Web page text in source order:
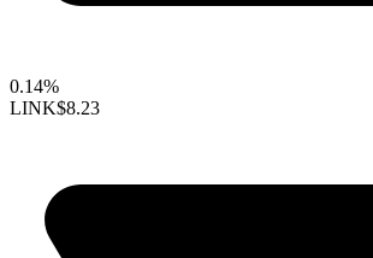
0.14%
LINK$8.23